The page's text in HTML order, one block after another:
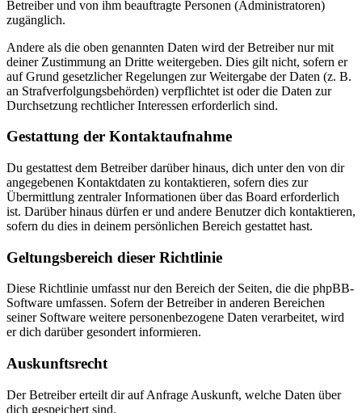
Betreiber und von ihm beauftragte Personen (Administratoren)
zugänglich.
Andere als die oben genannten Daten wird der Betreiber nur mit
deiner Zustimmung an Dritte weitergeben. Dies gilt nicht, sofern er
auf Grund gesetzlicher Regelungen zur Weitergabe der Daten (z. B.
an Strafverfolgungsbehörden) verpflichtet ist oder die Daten zur
Durchsetzung rechtlicher Interessen erforderlich sind.
Gestattung der Kontaktaufnahme
Du gestattest dem Betreiber darüber hinaus, dich unter den von dir
angegebenen Kontaktdaten zu kontaktieren, sofern dies zur
Übermittlung zentraler Informationen über das Board erforderlich
ist. Darüber hinaus dürfen er und andere Benutzer dich kontaktieren,
sofern du dies in deinem persönlichen Bereich gestattet hast.
Geltungsbereich dieser Richtlinie
Diese Richtlinie umfasst nur den Bereich der Seiten, die die phpBB-
Software umfassen. Sofern der Betreiber in anderen Bereichen
seiner Software weitere personenbezogene Daten verarbeitet, wird
er dich darüber gesondert informieren.
Auskunftsrecht
Der Betreiber erteilt dir auf Anfrage Auskunft, welche Daten über
dich gespeichert sind.